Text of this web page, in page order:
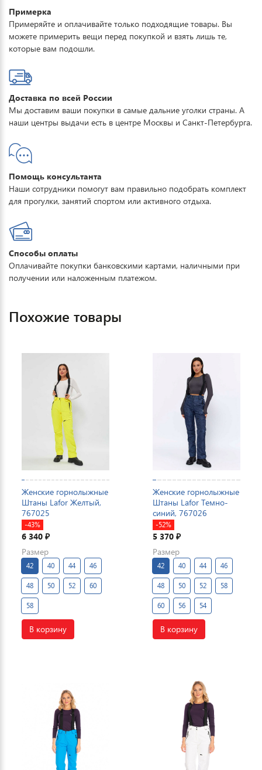
Примерка
Примеряйте и оплачивайте только подходящие товары. Вы
можете примерить вещи перед покупкой и взять лишь те,
которые вам подошли.
Доставка по всей России
Мы доставим ваши покупки в самые дальние уголки страны. А
наши центры выдачи есть в центре Москвы и Санкт-Петербурга.
Помощь консультанта
Наши сотрудники помогут вам правильно подобрать комплект
для прогулки, занятий спортом или активного отдыха.
Способы оплаты
Оплачивайте покупки банковскими картами, наличными при
получении или наложенным платежом.
Похожие товары
Женские горнолыжные
Штаны Lafor Желтый,
767025
-43%
6 340 ₽
Размер
42 40 44 46
48 50 52 60
58
В корзину
Женские горнолыжные
Штаны Lafor Темно-
синий, 767026
-52%
5 370 ₽
Размер
42 40 44 46
48 50 52 58
60 56 54
В корзину